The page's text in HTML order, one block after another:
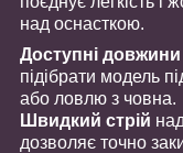
над оснасткою.
Доступні
підібрати модель
або ловлю з човна.
Швидкий стрій
дозволяє точно